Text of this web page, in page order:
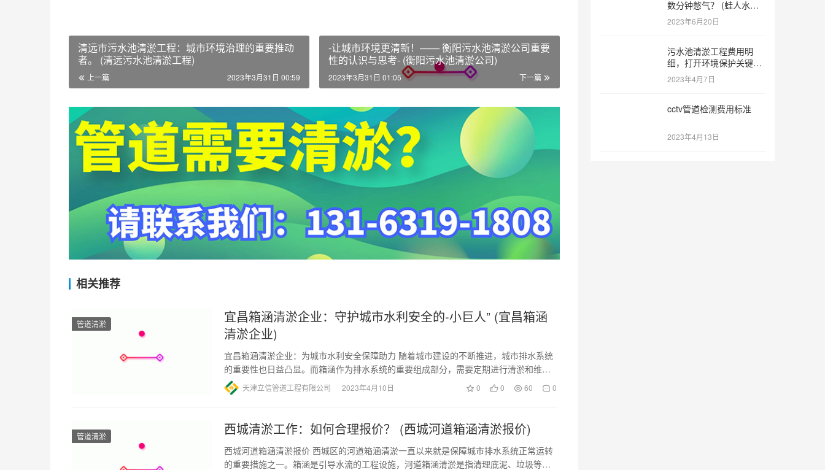
清远市污水池清淤工程：城市环境治理的重要推动
者。 (清远污水池清淤工程)
上一篇 2023年3月31日 00:59
-让城市环境更清新！—— 衡阳污水池清淤公司重要
性的认识与思考- (衡阳污水池清淤公司)
下一篇
2023年3月31日 01:05
相关推荐
管道清淤
宜昌箱涵清淤企业：守护城市水利安全的-小巨人” (宜昌箱涵
清淤企业)
宜昌箱涵清淤企业：为城市水利安全保障助力 随着城市建设的不断推进，城市排水系统
的重要性也日益凸显。而箱涵作为排水系统的重要组成部分，需要定期进行清淤和维
护，以保证其正常运行和排水效…
天津立信管道工程有限公司 2023年4月10日 0 0 60 0
管道清淤 西城清淤工作：如何合理报价？ (西城河道箱涵清淤报价)
西城河道箱涵清淤报价 西城区的河道箱涵清淤一直以来就是保障城市排水系统正常运转
的重要措施之一。箱涵是引导水流的工程设施，河道箱涵清淤是指清理底泥、垃圾等杂
数分钟憋气？ (蛙人水下
憋气最长多久)
2023年6月20日
污水池清淤工程费用明
细，打开环境保护关键之
门 (污水池清淤工程报价
明细)
2023年4月7日
cctv管道检测费用标准
2023年4月13日